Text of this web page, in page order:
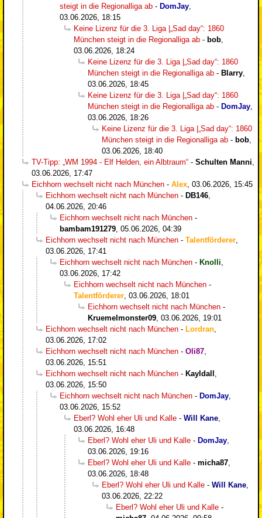
steigt in die Regionalliga ab - DomJay
03.06.2026, 18:15
Keine Lizenz für die 3. Liga |„Sad day“: 1860
München steigt in die Regionalliga ab - bob
03.06.2026, 18:24
Keine Lizenz für die 3. Liga |„Sad day“: 1860
München steigt in die Regionalliga ab - Blarry
03.06.2026, 18:45
Keine Lizenz für die 3. Liga |„Sad day“: 1860
München steigt in die Regionalliga ab - DomJay
03.06.2026, 18:26
Keine Lizenz für die 3. Liga |„Sad day“: 1860
München steigt in die Regionalliga ab - bob
03.06.2026, 18:40
TV-Tipp: „WM 1994 - Elf Helden, ein Albtraum“ - Schulten Manni
03.06.2026, 17:47
Eichhorn wechselt nicht nach München - Alex 03.06.2026, 15:45
Eichhorn wechselt nicht nach München - DB146
04.06.2026, 20:46
Eichhorn wechselt nicht nach München -
bambam191279 05.06.2026, 04:39
Eichhorn wechselt nicht nach München - Talentförderer
03.06.2026, 17:41
Eichhorn wechselt nicht nach München - Knolli
03.06.2026, 17:42
Eichhorn wechselt nicht nach München -
Talentförderer 03.06.2026, 18:01
Eichhorn wechselt nicht nach München -
Kruemelmonster09 03.06.2026, 19:01
Eichhorn wechselt nicht nach München - Lordran
03.06.2026, 17:02
Eichhorn wechselt nicht nach München - Oli87
03.06.2026, 15:51
Eichhorn wechselt nicht nach München - Kayldall
03.06.2026, 15:50
Eichhorn wechselt nicht nach München - DomJay
03.06.2026, 15:52
Eberl? Wohl eher Uli und Kalle - Will Kane
03.06.2026, 16:48
Eberl? Wohl eher Uli und Kalle - DomJay
03.06.2026, 19:16
Eberl? Wohl eher Uli und Kalle - micha87
03.06.2026, 18:48
Eberl? Wohl eher Uli und Kalle - Will Kane
03.06.2026, 22:22
Eberl? Wohl eher Uli und Kalle -